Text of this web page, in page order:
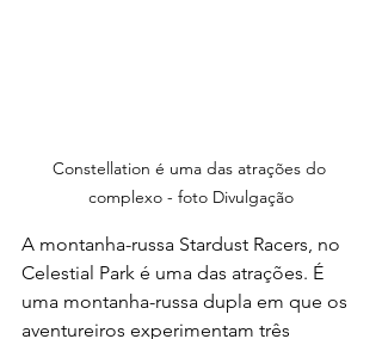
Constellation é uma das atrações do
complexo - foto Divulgação
A montanha-russa Stardust Racers, no
Celestial Park é uma das atrações. É
uma montanha-russa dupla em que os
aventureiros experimentam três